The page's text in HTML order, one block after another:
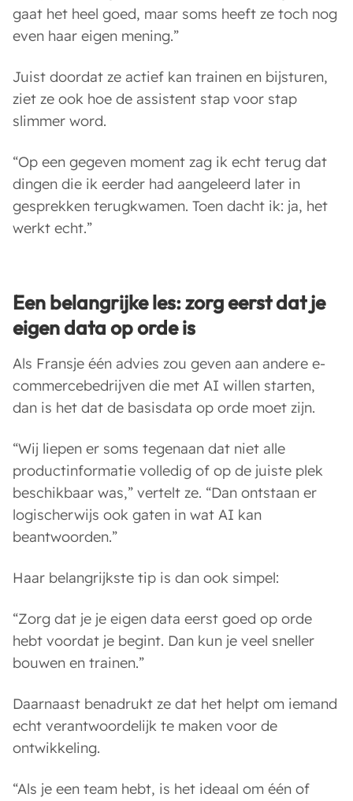
gaat het heel goed, maar soms heeft ze toch nog
even haar eigen mening.”
Juist doordat ze actief kan trainen en bijsturen,
ziet ze ook hoe de assistent stap voor stap
slimmer word.
“Op een gegeven moment zag ik echt terug dat
dingen die ik eerder had aangeleerd later in
gesprekken terugkwamen. Toen dacht ik: ja, het
werkt echt.”
Een belangrijke les: zorg eerst dat je
eigen data op orde is
Als Fransje één advies zou geven aan andere e-
commercebedrijven die met AI willen starten,
dan is het dat de basisdata op orde moet zijn.
“Wij liepen er soms tegenaan dat niet alle
productinformatie volledig of op de juiste plek
beschikbaar was,” vertelt ze. “Dan ontstaan er
logischerwijs ook gaten in wat AI kan
beantwoorden.”
Haar belangrijkste tip is dan ook simpel:
“Zorg dat je je eigen data eerst goed op orde
hebt voordat je begint. Dan kun je veel sneller
bouwen en trainen.”
Daarnaast benadrukt ze dat het helpt om iemand
echt verantwoordelijk te maken voor de
ontwikkeling.
“Als je een team hebt, is het ideaal om één of